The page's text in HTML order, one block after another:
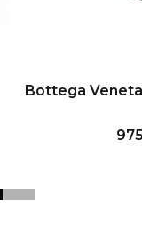
Bottega